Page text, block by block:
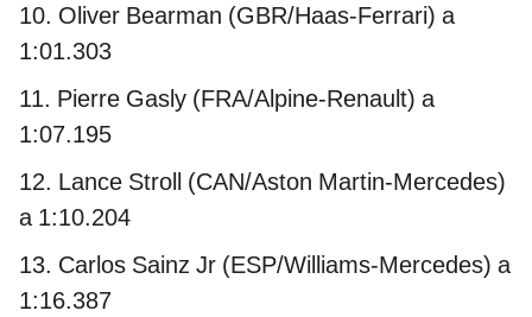
10. Oliver Bearman (GBR/Haas-Ferrari) a
1:01.303
11. Pierre Gasly (FRA/Alpine-Renault) a
1:07.195
12. Lance Stroll (CAN/Aston Martin-Mercedes)
a 1:10.204
13. Carlos Sainz Jr (ESP/Williams-Mercedes) a
1:16.387